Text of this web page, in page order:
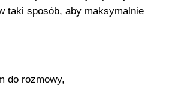
taki sposób, aby maksymalnie
do rozmowy,